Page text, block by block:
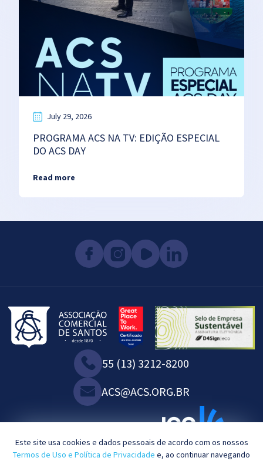
Este site usa cookies e dados pessoais de acordo com os nossos
Termos de Uso e Política de Privacidade e, ao continuar navegando
July 29, 2026
PROGRAMA ACS NA TV: EDIÇÃO ESPECIAL
DO ACS DAY
Read more
55 (13) 3212-8200
ACS@ACS.ORG.BR